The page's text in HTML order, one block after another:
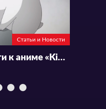
Статьи и Новости
Тизер и подробности к аниме «Kinoko Inu»